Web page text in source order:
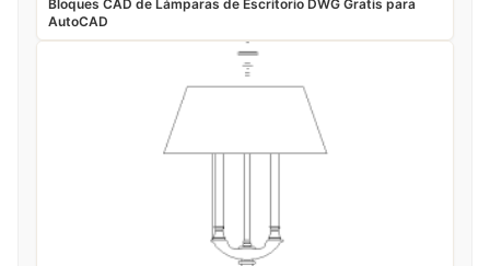
Bloques CAD de Lámparas de Escritorio DWG Gratis para
AutoCAD